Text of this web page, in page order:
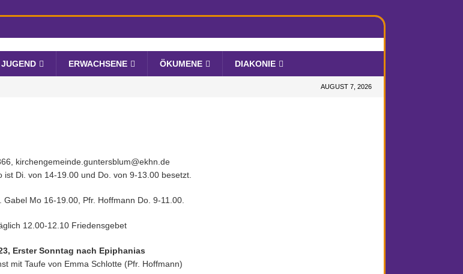
ERWACHSENE ÖKUMENE DIAKONIE
AUGUST 7, 2026
kirchengemeinde.guntersblum@ekhn.de
ist Di. von 14-19.00 und Do. von 9-13.00 besetzt.
Gabel Mo 16-19.00, Pfr. Hoffmann Do. 9-11.00.
12.00-12.10 Friedensgebet
Erster Sonntag nach Epiphanias
mit Taufe von Emma Schlotte (Pfr. Hoffmann)